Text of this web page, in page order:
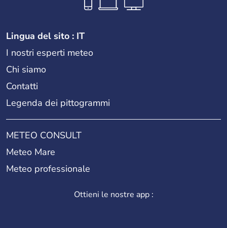
Lingua del sito : IT
I nostri esperti meteo
Chi siamo
Contatti
Legenda dei pittogrammi
METEO CONSULT
Meteo Mare
Meteo professionale
Ottieni le nostre app :